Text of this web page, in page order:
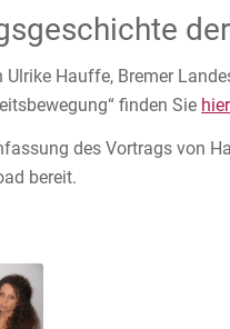
Ulrike Hauffe, Bremer
finden Sie
des Vortrags von
bereit.